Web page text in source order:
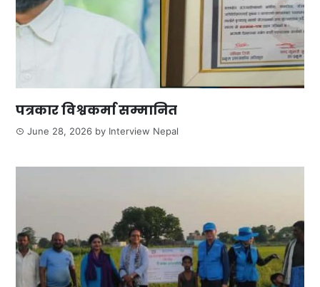
पत्रकार विश्वकर्मा सम्मानित
June 28, 2026 by Interview Nepal